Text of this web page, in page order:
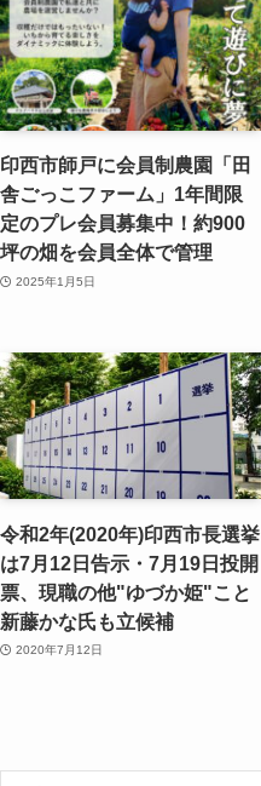
印西市師戸に会員制農園「田
舎ごっこファーム」1年間限
定のプレ会員募集中！約900
坪の畑を会員全体で管理
2025年1月5日
令和2年(2020年)印西市長選挙
は7月12日告示・7月19日投開
票、現職の他"ゆづか姫"こと
新藤かな氏も立候補
2020年7月12日